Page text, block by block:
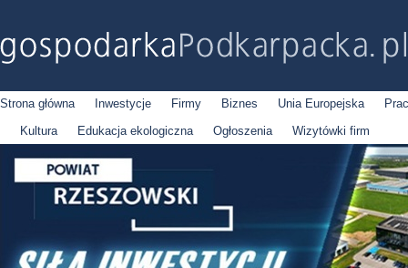
Strona główna Inwestycje Firmy Biznes Unia Europejska
Kultura
Edukacja ekologiczna Ogłoszenia Wizytówki firm